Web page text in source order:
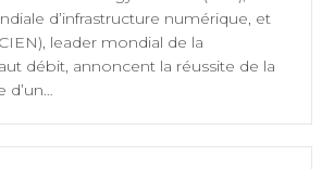
d’infrastructure numérique, et
leader mondial de la
débit, annoncent la réussite de la
d’un…